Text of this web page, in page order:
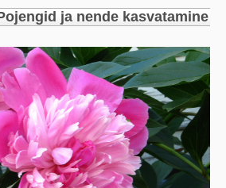
ja nende kasvatamine